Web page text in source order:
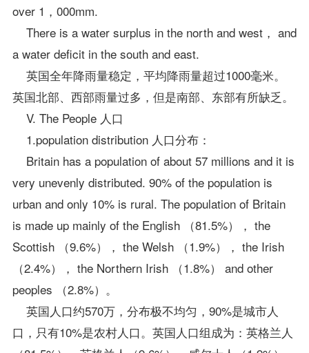
over 1，000mm.
There is a water surplus in the north and west， and
a water deficit in the south and east.
英国全年降雨量稳定，平均降雨量超过1000毫米。
英国北部、西部雨量过多，但是南部、东部有所缺乏。
V. The People 人口
1.population distribution 人口分布：
Britain has a population of about 57 millions and it is
very unevenly distributed. 90% of the population is
urban and only 10% is rural. The population of Britain
is made up mainly of the English （81.5%）， the
Scottish （9.6%）， the Welsh （1.9%）， the Irish
（2.4%）， the Northern Irish （1.8%） and other
peoples （2.8%）。
英国人口约570万，分布极不均匀，90%是城市人
口，只有10%是农村人口。英国人口组成为：英格兰人